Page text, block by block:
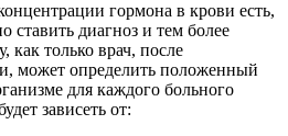
гормона в крови есть,
ставить диагноз и тем более
как только врач, после
может определить положенный
для каждого больного
зависеть от: